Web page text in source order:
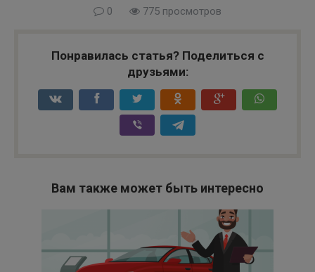
0 775 просмотров
Понравилась статья? Поделиться с
друзьями:
Вам также может быть интересно